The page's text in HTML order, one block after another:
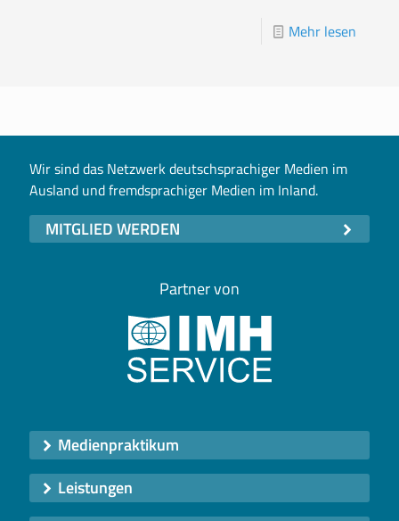
Mehr lesen
Wir sind das Netzwerk deutschsprachiger Medien im
Ausland und fremdsprachiger Medien im Inland.
MITGLIED WERDEN
Partner von
Medienpraktikum
Leistungen